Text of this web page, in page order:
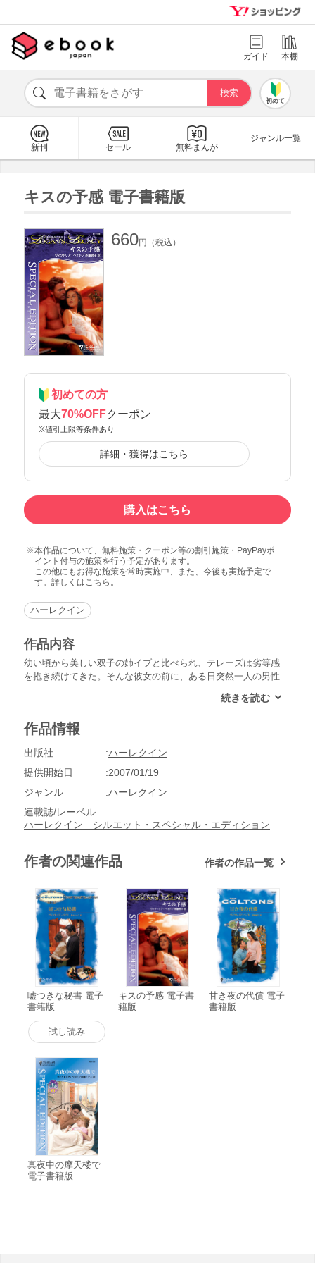
ガイド 本棚
初めて
新刊 セール 無料まんが
ジャンル一覧
キスの予感 電子書籍版
660円（税込）
初めての方
最大70%OFFクーポン
※値引上限等条件あり
詳細・獲得はこちら
購入はこちら
本作品について、無料施策・クーポン等の割引施策・PayPayポ
イント付与の施策を行う予定があります。
この他にもお得な施策を常時実施中、また、今後も実施予定で
す。詳しくはこちら 。
ハーレクイン
作品内容
幼い頃から美しい双子の姉イブと比べられ、テレーズは劣等感
を抱き続けてきた。そんな彼女の前に、ある日突然一人の男性
とっては甥であり、彼にとっては大切な一人息子ジョニーが倒
ぐさま輸血に応じ、お礼に彼の経営する牧場に招かれる。ハン
で別の不安を募らせていた。
作品情報
出版社
ハーレクイン
提供開始日
2007/01/19
ジャンル
ハーレクイン
連載誌/レーベル
ハーレクイン シルエット・スペシャル・エディション
作者の関連作品 作者の作品一覧
嘘つきな秘書 電子
書籍版
試し読み
キスの予感 電子書
籍版
甘き夜の代償 電子
書籍版
真夜中の摩天楼で
電子書籍版